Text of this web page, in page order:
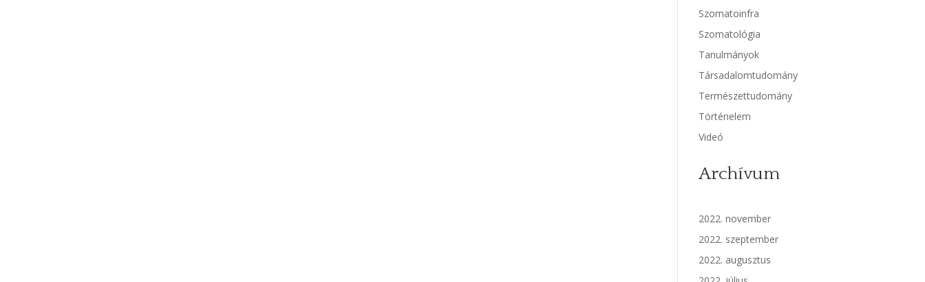
Szomatoinfra
Szomatológia
Tanulmányok
Társadalomtudomány
Természettudomány
Történelem
Videó
Archívum
2022. november
2022. szeptember
2022. augusztus